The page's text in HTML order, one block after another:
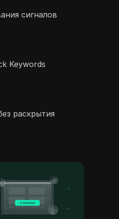
сигналов
Keywords
раскрытия